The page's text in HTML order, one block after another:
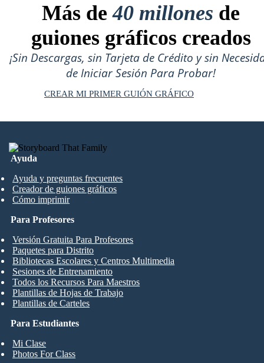
Más de40 millones de
guiones gráficos creados
¡Sin Descargas, sin Tarjeta de Crédito y sin
de Iniciar Sesión Para Probar!
CREAR MI PRIMER GUIÓN GRÁFICO
Ayuda
Ayuda y preguntas frecuentes
Creador de guiones gráficos
Cómo imprimir
Para Estudiantes
Mi Clase
Photos For Class
Para Profesores
Versión Gratuita Para Profesores
Paquetes para Distrito
Bibliotecas Escolares y Centros Multimedia
Sesiones de Entrenamiento
Todos los Recursos Para Maestros
Plantillas de Hojas de Trabajo
Plantillas de Carteles